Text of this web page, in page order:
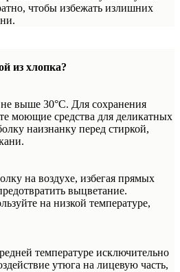
чтобы избежать излишних
из хлопка?
выше 30°C. Для сохранения
моющие средства для деликатных
наизнанку перед стиркой,
на воздухе, избегая прямых
выцветание.
на низкой температуре,
температуре исключительно
утюга на лицевую часть,